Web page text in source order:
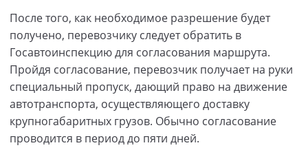
После того, как необходимое разрешение будет
получено, перевозчику следует обратить в
Госавтоинспекцию для согласования маршрута.
Пройдя согласование, перевозчик получает на руки
специальный пропуск, дающий право на движение
автотранспорта, осуществляющего доставку
крупногабаритных грузов. Обычно согласование
проводится в период до пяти дней.